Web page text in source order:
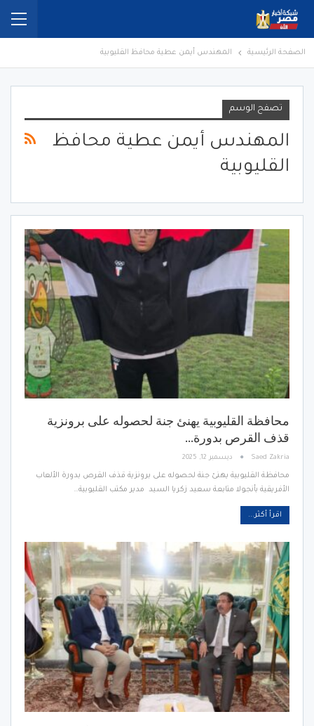
الصفحة الرئيسية المهندس أيمن عطية محافظ القليوبية
تصفح الوسم
المهندس أيمن عطية محافظ
القليوبية
محافظة القليوبية يهنئ جنة لحصوله على برونزية
قذف القرص بدورة…
Saed Zakria ديسمبر 12, 2025
محافظة القليوبية يهنئ جنة لحصوله على برونزية قذف القرص بدورة الألعاب
الأفريقية بأنجولا متابعة سعيد زكريا السيد مدير مكتب القليوبية…
اقرأ أكثر...